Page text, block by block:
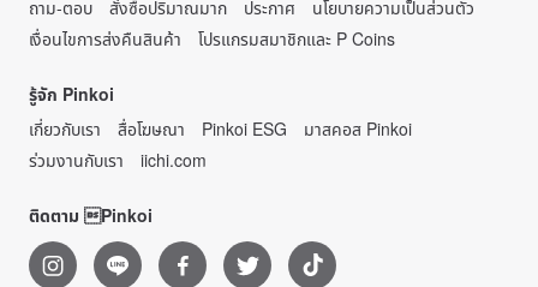
ถาม-ตอบ
สั่งซื้อปริมาณมาก ประกาศ
นโยบายความเป็นส่วนตัว
เงื่อนไขการส่งคืนสินค้า
โปรแกรมสมาชิกและ P Coins
รู้จัก Pinkoi
เกี่ยวกับเรา
สื่อโฆษณา Pinkoi ESG
มาสคอส Pinkoi
ร่วมงานกับเรา
iichi.com
ติดตาม Pinkoi